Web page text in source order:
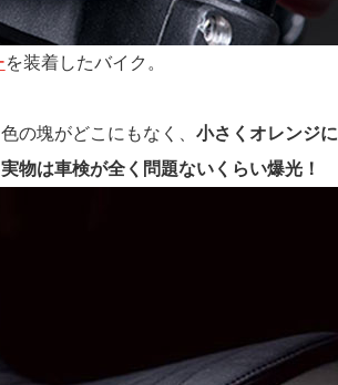
を装着したバイク。
の塊がどこにもなく、 小さくオレンジ
実物は車検が全く問題ないくらい爆光！